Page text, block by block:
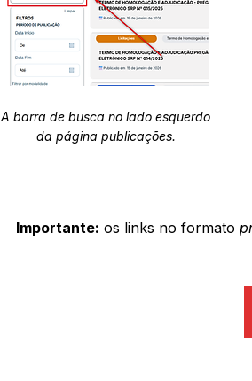
A barra de busca no lado esquerdo
da página publicações.
Importante: os links no formato